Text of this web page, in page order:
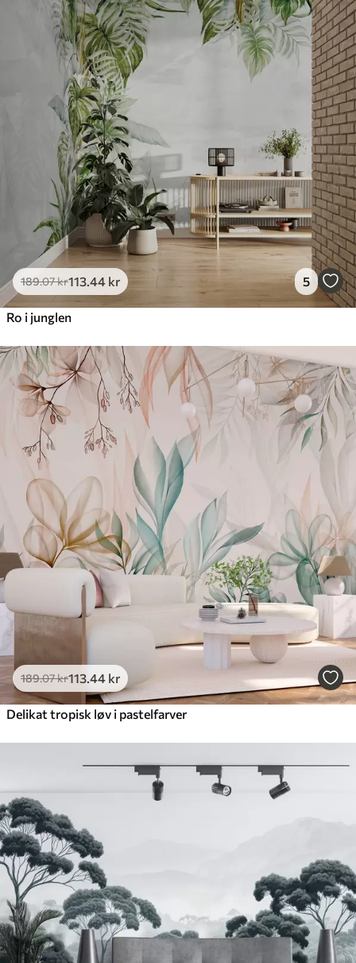
189.07kr113 .44 kr 5
Ro i junglen
189.07kr113 .44 kr
Delikat tropisk løv i pastelfarver